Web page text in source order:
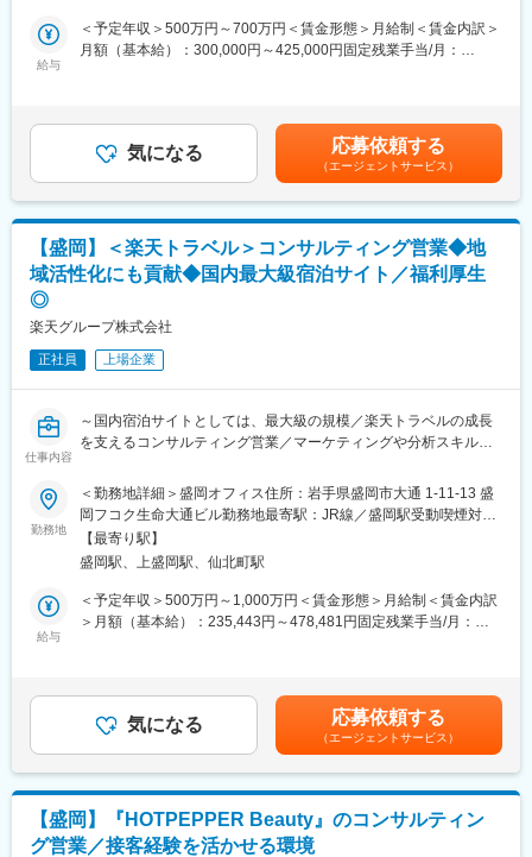
16:00～17:30 社内業務（その日行った修理の報告書作成など）
17:30 帰宅
※基本的にはお客様からの修理依頼は本社コールセンターで一括集
約しておりそこから各サービスエンジニアへ担当振り分けを行い
ますので急な呼び出しも少なく、就業環境も良好です。
■勤務形態：
年間休日122日（2025年度）。
会社カレンダーに基づきながら、365日のシフト制で勤務いただ
※土日祝にシフトに入った場合は、平日に振替休日を取得しながら
122日の年間休日を取得いただきます。
変更の範囲：会社の定める業務
【具体的には】
■お客様ニーズのヒアリング・提案
ます。お客様窓口として、また施工管理に要望や意図を伝えるデ
ィレクター的立場で活躍してください。
インターネットカフェ、ウェディング施設、商業施設などとなり
ます。
東京ソラマチ／グランフロント大阪／三井アウトレットパーク／
イランド／シダックス／…etc
・ユーザー視点に立った提案が求められます。自分が手がけた企
画により店舗が大きく変化する営業の大きな仕事です。
す。また、社長クラスと商談することが多いため、提案力・交渉
力が身に付きます。
・2015年に一部上場を果たしこれから更なる成長を目指します。
・最近では、東南アジアを中心とした海外展開にも取り組んでい
■地元の方も歓迎：
い方に対して、ご本人の意向にそぐわない異動はございません。
変更の範囲：会社の定める業務
給与
＜予定年収＞500万円～700万円＜賃金形態＞月給制＜賃金内訳＞
月額（基本給）：300,000円～425,000円固定残業手当/月：
◆昇給／年1回（4月）■諸手当：通勤手当・時間外勤務手当資格
手当・職種手当・役職手当等（該当者のみ・社内規程による）賃
金はあくまでも目安の金額であり、選考を通じて上下する可能性
があります。月給(月額)は固定手当を含めた表記です。
気になる 応募依頼する
（エージェントサービス）
【盛岡】＜楽天トラベル＞コンサルティング営業◆地
域活性化にも貢献◆国内最大級宿泊サイト／福利厚生
◎
楽天グループ株式会社
正社員 上場企業
仕事内容
～国内宿泊サイトとしては、最大級の規模／楽天トラベルの成長
を支えるコンサルティング営業／マーケティングや分析スキルも
■業務内容：
担当施設様の売上最大化に繋がるコンサルティング営業業務をお
任せします。
・最新のマーケットトレンドの把握、理解
・宿泊施設様の現状把握（アクセス人数、予約率、予約単価、予
約経路等）
・マーケティング部門・編成部門と連携したプロモーション企画
への参加促進提案
自社のWEBマーケティングのノウハウや数値分析からコンサルテ
希望に応じて小規模チームなどのマネジメント業務にもチャレン
ジいただきます。
勤務地
＜勤務地詳細＞盛岡オフィス住所：岩手県盛岡市大通 1-11-13 盛
岡フコク生命大通ビル勤務地最寄駅：JR線／盛岡駅受動喫煙対
策：屋内全面禁煙変更の範囲：会社の定める事業所（リモートワ
ーク含む）
【最寄り駅】
盛岡駅、上盛岡駅、仙北町駅
給与
＜予定年収＞500万円～1,000万円＜賃金形態＞月給制＜賃金内訳
＞月額（基本給）：235,443円～478,481円固定残業手当/月：
経験、スキル等に応じて選考を通じて決定いたします。賃金はあ
くまでも目安の金額であり、選考を通じて上下する可能性があり
ます。月給(月額)は固定手当を含めた表記です。
気になる 応募依頼する
（エージェントサービス）
【盛岡】『HOTPEPPER Beauty』のコンサルティン
グ営業／接客経験を活かせる環境